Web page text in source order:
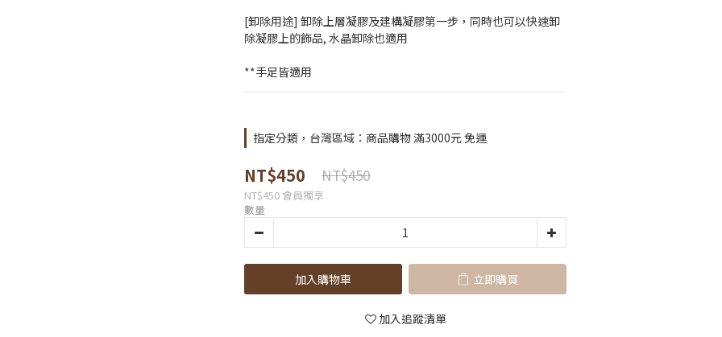
[卸除用途] 卸除上層凝膠及建構凝膠第一步，同時也可以快速卸
除凝膠上的飾品, 水晶卸除也適用
**手足皆適用
指定分類，台灣區域：商品購物 滿3000元 免運
NT$450 NT$450
NT$450 會員獨享
數量
加入購物車 立即購買
加入追蹤清單